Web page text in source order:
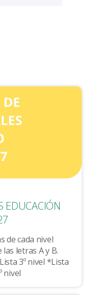
EDUCACIÓN
de cada nivel
letras A y B.
6º nivel